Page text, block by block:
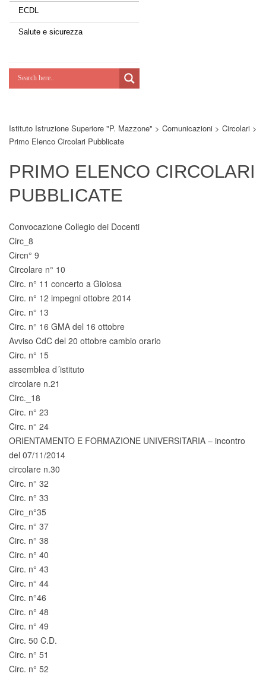
Lab Green
Potenziamoci
ECDL
Salute e sicurezza
Istituto Istruzione Superiore "P. Mazzone" > Comunicazioni > Circolari >
Primo Elenco Circolari Pubblicate
PRIMO ELENCO CIRCOLARI
PUBBLICATE
Convocazione Collegio dei Docenti
Circ_8
Circn° 9
Circolare n° 10
Circ. n° 11 concerto a Gioiosa
Circ. n° 12 impegni ottobre 2014
Circ. n° 13
Circ. n° 16 GMA del 16 ottobre
Avviso CdC del 20 ottobre cambio orario
Circ. n° 15
assemblea d´istituto
circolare n.21
Circ._18
Circ. n° 23
Circ. n° 24
ORIENTAMENTO E FORMAZIONE UNIVERSITARIA – incontro
del 07/11/2014
circolare n.30
Circ. n° 32
Circ. n° 33
Circ_n°35
Circ. n° 37
Circ. n° 38
Circ. n° 40
Circ. n° 43
Circ. n° 44
Circ. n°46
Circ. n° 48
Circ. n° 49
Circ. 50 C.D.
Circ. n° 51
Circ. n° 52